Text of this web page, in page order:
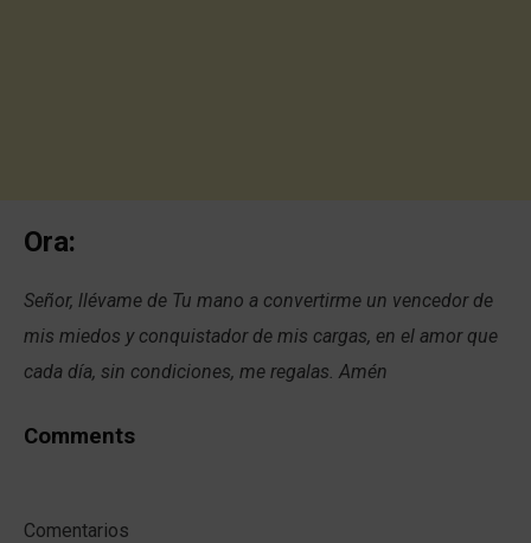
Ora:
Señor, llévame de Tu mano a convertirme un vencedor de
mis miedos y conquistador de mis cargas, en el amor que
cada día, sin condiciones, me regalas. Amén
Comments
Comentarios